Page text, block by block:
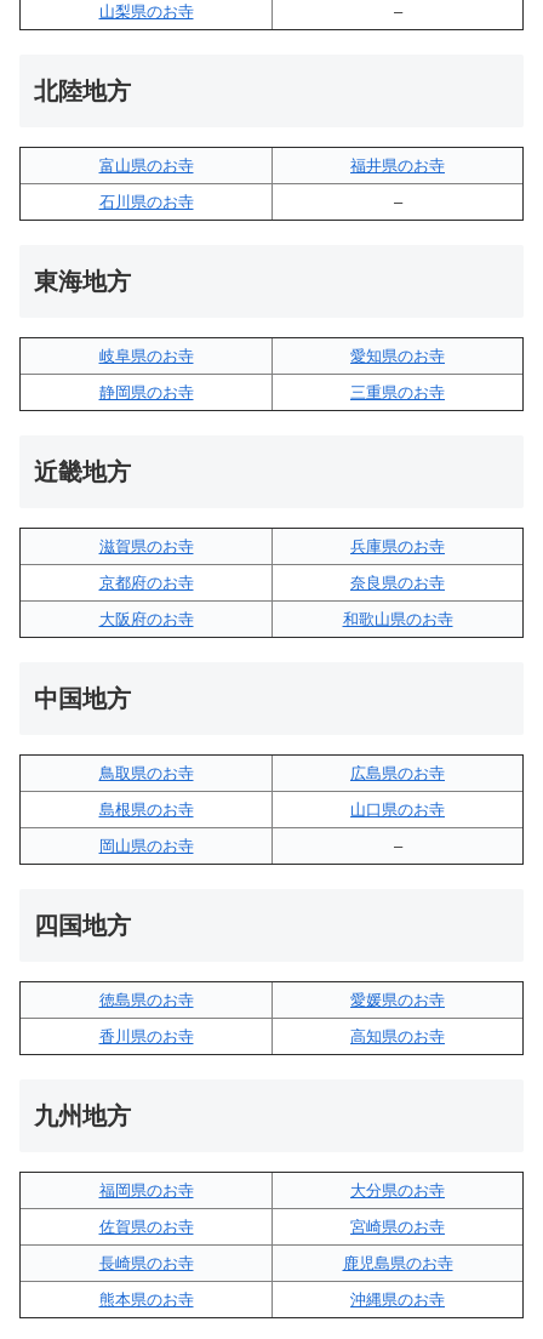
山梨県のお寺
–
北陸地方
富山県のお寺
福井県のお寺
石川県のお寺
–
東海地方
岐阜県のお寺
愛知県のお寺
静岡県のお寺
三重県のお寺
近畿地方
滋賀県のお寺
兵庫県のお寺
京都府のお寺
奈良県のお寺
大阪府のお寺
和歌山県のお寺
中国地方
鳥取県のお寺
広島県のお寺
島根県のお寺
山口県のお寺
岡山県のお寺
–
四国地方
徳島県のお寺
愛媛県のお寺
香川県のお寺
高知県のお寺
九州地方
福岡県のお寺
大分県のお寺
佐賀県のお寺
宮崎県のお寺
長崎県のお寺
鹿児島県のお寺
熊本県のお寺
沖縄県のお寺